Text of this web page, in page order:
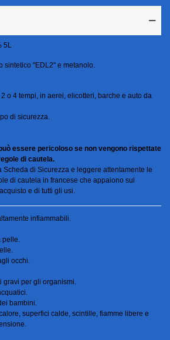
5L
sintetico "EDL2" e metanolo.
o 4 tempi, in aerei, elicotteri, barche e auto da
di sicurezza.
essere pericoloso se non vengono rispettate
di cautela.
Scheda di Sicurezza e leggere attentamente le
di cautela in francese che appaiono sul
e di tutti gli usi.
infiammabili.
pelle.
occhi.
gravi per gli organismi.
bambini.
superfici calde, scintille, fiamme libere e